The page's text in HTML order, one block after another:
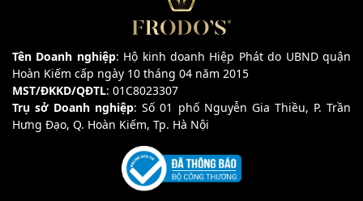
Tên Doanh nghiệp: Hộ kinh doanh Hiệp Phát do UBND quận
Hoàn Kiếm cấp ngày 10 tháng 04 năm 2015
MST/ĐKKD/QĐTL: 01C8023307
Trụ sở Doanh nghiệp: Số 01 phố Nguyễn Gia Thiều, P. Trần
Hưng Đạo, Q. Hoàn Kiếm, Tp. Hà Nội